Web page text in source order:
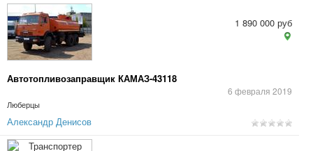
Автотопливозаправщик КАМАЗ-43118
6 февраля 2019
Люберцы
1 890 000 руб
Александр Денисов